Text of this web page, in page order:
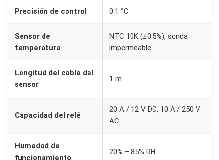
p
o
g
a
m
b
e
i
Precisión de control 0.1 °C
Sensor de
temperatura
NTC 10K (±0.5%), sonda
impermeable
Longitud del cable del
sensor
1 m
Capacidad del relé
20 A / 12 V DC, 10 A / 250 V
AC
Humedad de
funcionamiento
20% – 85% RH